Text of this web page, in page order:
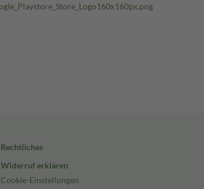
Rechtliches
Widerruf erklären
Cookie-Einstellungen